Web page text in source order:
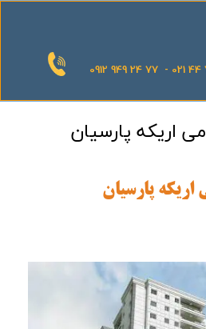
0912 949 24 77 - 021 44
اریکه پارسیان
پارسیان